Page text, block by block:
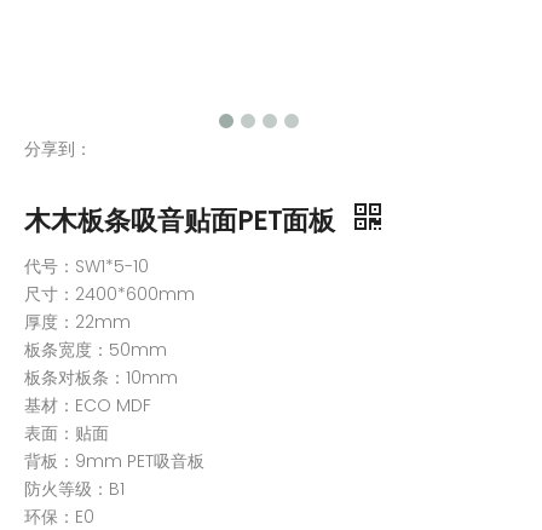
分享到：
木木板条吸音贴面PET面板
代号：SW1*5-10
尺寸：2400*600mm
厚度：22mm
板条宽度：50mm
板条对板条：10mm
基材：ECO MDF
表面：贴面
背板：9mm PET吸音板
防火等级：B1
环保：E0